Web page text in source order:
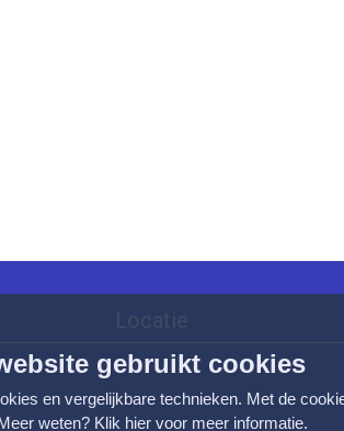
gebruikt cookies
en vergelijkbare technieken. Met de
weten? Klik hier voor meer informatie.